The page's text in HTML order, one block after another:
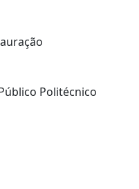
Politécnico